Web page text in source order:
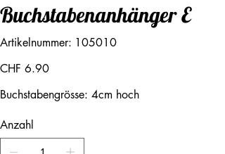
Buchstabenanhänger E
Artikelnummer:
Artikelnummer:
105010
105010
Preis
CHF 6.90
Buchstabengrösse: 4cm hoch
Anzahl